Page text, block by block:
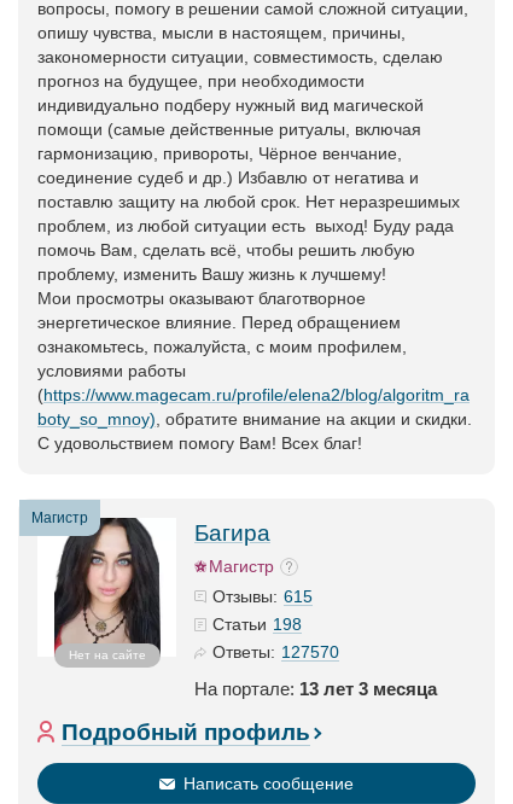
вопросы, помогу в решении самой сложной ситуации,
опишу чувства, мысли в настоящем, причины,
закономерности ситуации, совместимость, сделаю
прогноз на будущее, при необходимости
индивидуально подберу нужный вид магической
помощи (самые действенные ритуалы, включая
гармонизацию, привороты, Чёрное венчание,
соединение судеб и др.) Избавлю от негатива и
поставлю защиту на любой срок. Нет неразрешимых
проблем, из любой ситуации есть выход! Буду рада
помочь Вам, сделать всё, чтобы решить любую
проблему, изменить Вашу жизнь к лучшему!
Мои просмотры оказывают благотворное
энергетическое влияние. Перед обращением
ознакомьтесь, пожалуйста, с моим профилем,
условиями работы
(https://www.magecam.ru/profile/elena2/blog/algoritm_ra
boty_so_mnoy) , обратите внимание на акции и скидки.
С удовольствием помогу Вам! Всех благ!
Магистр
Нет на сайте
Багира
Магистр
Отзывы: 615
Статьи 198
Ответы: 127570
На портале: 13 лет 3 месяца
Подробный профиль
Написать сообщение